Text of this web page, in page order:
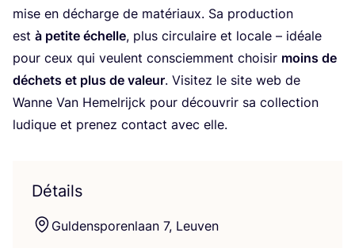
mise en décharge de maté­riaux. Sa pro­duc­tion
est à petite échelle, plus cir­cu­laire et locale – idéale
pour ceux qui veulent consciem­ment choi­sir moins de
déchets et plus de valeur. Visi­tez le site web de
Wanne Van Hemel­ri­jck pour décou­vrir sa col­lec­tion
ludique et pre­nez contact avec elle.
Détails
Gul­den­spo­ren­laan 7, Leuven